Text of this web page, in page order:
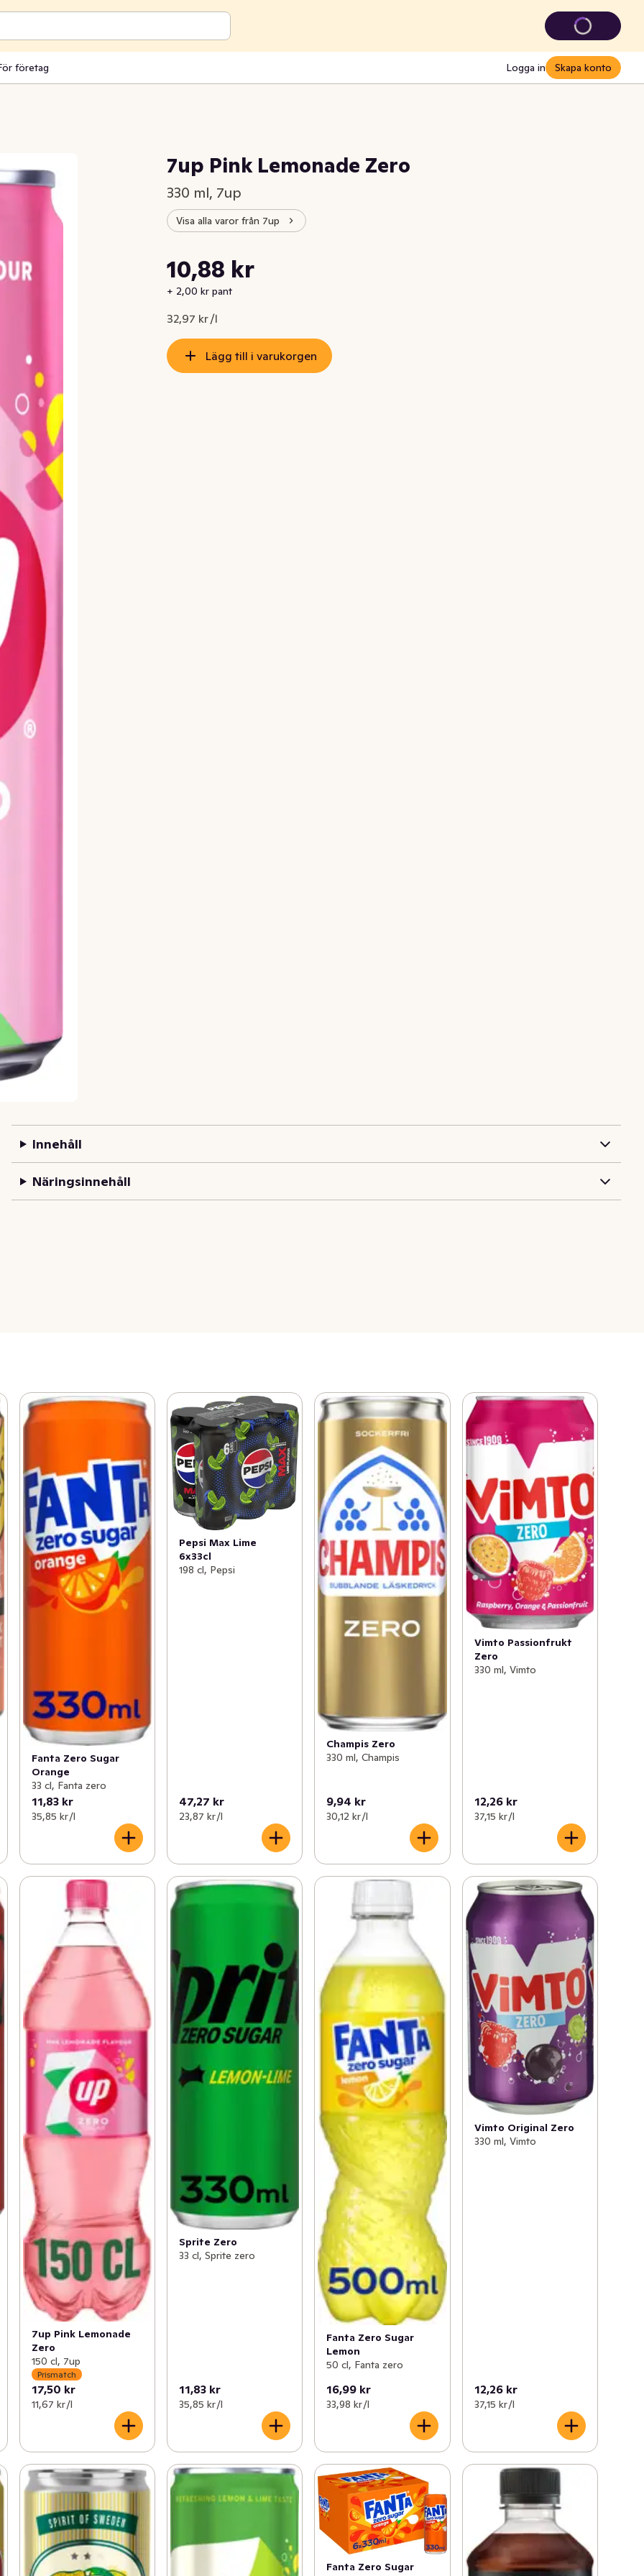
företag Logga in Skapa konto
7up Pink Lemonade Zero
330 ml, 7up
Visa alla varor från 7up
Nuvarande pris är: 10,88 kr
10,88 kr
+ 2,00 kr pant
32,97 kr /l
Styckpris: 32,97 kr /l
Lägg till i varukorgen
Innehåll
Näringsinnehåll
Fanta Zero Sugar
Orange
33 cl, Fanta zero
11,83 kr
35,85 kr /l
Pepsi Max Lime
6x33cl
198 cl, Pepsi
47,27 kr
23,87 kr /l
Champis Zero
330 ml, Champis
9,94 kr
30,12 kr /l
Vimto Passionfrukt
Zero
330 ml, Vimto
12,26 kr
37,15 kr /l
7up Pink Lemonade
Zero
150 cl, 7up
Prismatch
17,50 kr
11,67 kr /l
Sprite Zero
33 cl, Sprite zero
11,83 kr
35,85 kr /l
Fanta Zero Sugar
Lemon
50 cl, Fanta zero
16,99 kr
33,98 kr /l
Vimto Original Zero
330 ml, Vimto
12,26 kr
37,15 kr /l
Fanta Zero Sugar